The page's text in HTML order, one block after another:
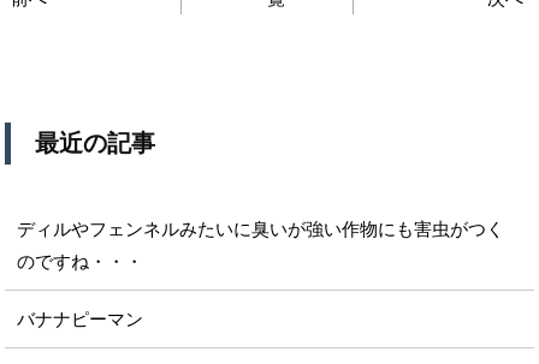
最近の記事
ディルやフェンネルみたいに臭いが強い作物にも害虫がつく
のですね・・・
バナナピーマン